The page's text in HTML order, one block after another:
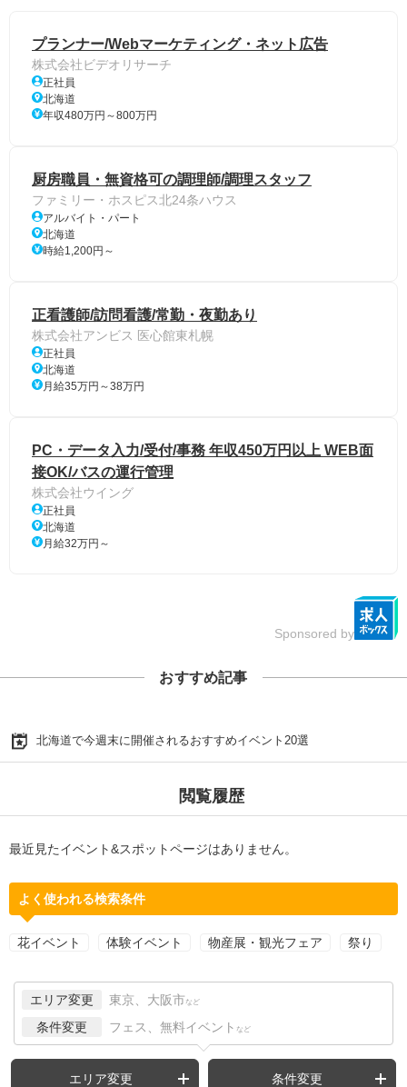
プランナー/Webマーケティング・ネット広告
株式会社ビデオリサーチ
正社員
北海道
年収480万円～800万円
厨房職員・無資格可の調理師/調理スタッフ
ファミリー・ホスピス北24条ハウス
アルバイト・パート
北海道
時給1,200円～
正看護師/訪問看護/常勤・夜勤あり
株式会社アンビス 医心館東札幌
正社員
北海道
月給35万円～38万円
PC・データ入力/受付/事務 年収450万円以上 WEB面
接OK/バスの運行管理
株式会社ウイング
正社員
北海道
月給32万円～
Sponsored by
おすすめ記事
北海道で今週末に開催されるおすすめイベント20選
閲覧履歴
最近見たイベント&スポットページはありません。
よく使われる検索条件
花イベント 体験イベント 物産展・観光フェア 祭り
エリア変更 東京、大阪市 など
条件変更 フェス、無料イベント など
エリア変更 条件変更